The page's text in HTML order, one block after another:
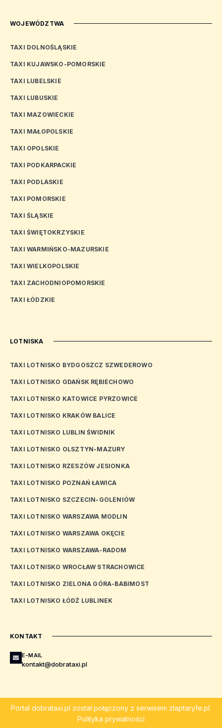
WOJEWÓDZTWA
TAXI DOLNOŚLĄSKIE
TAXI KUJAWSKO-POMORSKIE
TAXI LUBELSKIE
TAXI LUBUSKIE
TAXI MAZOWIECKIE
TAXI MAŁOPOLSKIE
TAXI OPOLSKIE
TAXI PODKARPACKIE
TAXI PODLASKIE
TAXI POMORSKIE
TAXI ŚLĄSKIE
TAXI ŚWIĘTOKRZYSKIE
TAXI WARMIŃSKO-MAZURSKIE
TAXI WIELKOPOLSKIE
TAXI ZACHODNIOPOMORSKIE
TAXI ŁÓDZKIE
LOTNISKA
TAXI LOTNISKO BYDGOSZCZ SZWEDEROWO
TAXI LOTNISKO GDAŃSK RĘBIECHOWO
TAXI LOTNISKO KATOWICE PYRZOWICE
TAXI LOTNISKO KRAKÓW BALICE
TAXI LOTNISKO LUBLIN ŚWIDNIK
TAXI LOTNISKO OLSZTYN-MAZURY
TAXI LOTNISKO RZESZÓW JESIONKA
TAXI LOTNISKO POZNAŃ ŁAWICA
TAXI LOTNISKO SZCZECIN-GOLENIÓW
TAXI LOTNISKO WARSZAWA MODLIN
TAXI LOTNISKO WARSZAWA OKĘCIE
TAXI LOTNISKO WARSZAWA-RADOM
TAXI LOTNISKO WROCŁAW STRACHOWICE
TAXI LOTNISKO ZIELONA GÓRA-BABIMOST
TAXI LOTNISKO ŁÓDŹ LUBLINEK
KONTAKT
E-MAIL
kontakt@dobrataxi.pl
Portal dobrataxi.pl został połączony z serwisem zlaptaryfe.pl.
Polityka prywatności